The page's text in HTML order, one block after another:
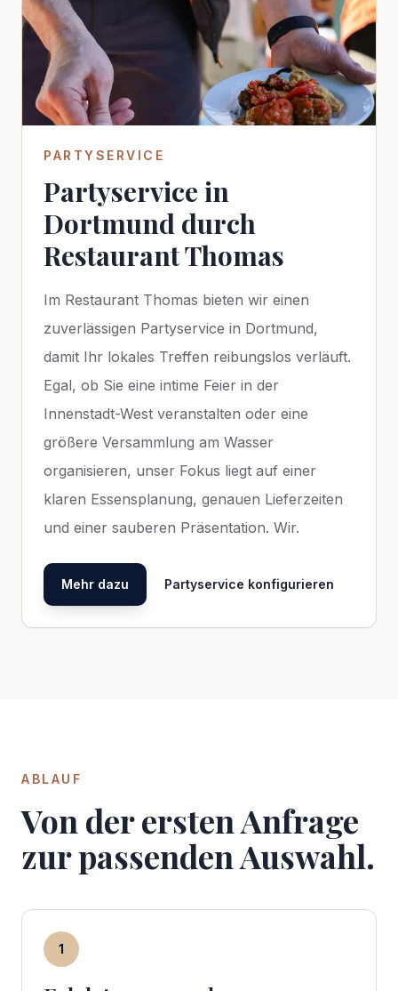
PARTYSERVICE
Partyservice in
Dortmund durch
Restaurant Thomas
Im Restaurant Thomas bieten wir einen
zuverlässigen Partyservice in Dortmund,
damit Ihr lokales Treffen reibungslos verläuft.
Egal, ob Sie eine intime Feier in der
Innenstadt-West veranstalten oder eine
größere Versammlung am Wasser
organisieren, unser Fokus liegt auf einer
klaren Essensplanung, genauen Lieferzeiten
und einer sauberen Präsentation. Wir.
Mehr dazu Partyservice konfigurieren
ABLAUF
Von der ersten Anfrage
zur passenden Auswahl.
1